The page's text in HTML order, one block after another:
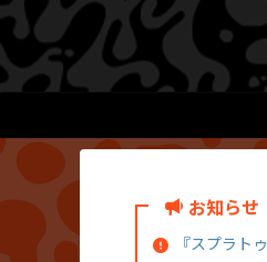
お知らせ
『スプラト